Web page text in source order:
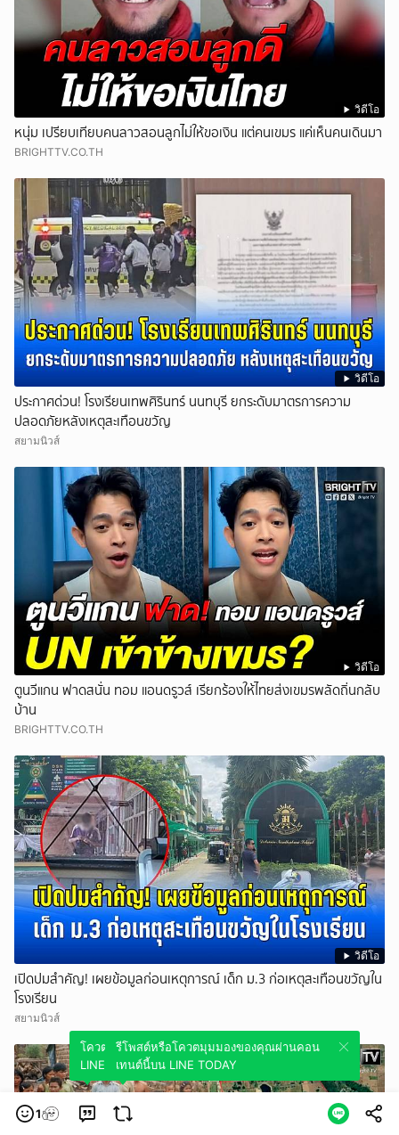
วิดีโอ
หนุ่ม เปรียบเทียบคนลาวสอนลูกไม่ให้ขอเงิน แต่คนเขมร แค่เห็นคนเดินมา
BRIGHTTV.CO.TH
วิดีโอ
ประกาศด่วน! โรงเรียนเทพศิรินทร์ นนทบุรี ยกระดับมาตรการความ
ปลอดภัยหลังเหตุสะเทือนขวัญ
สยามนิวส์
วิดีโอ
ตูนวีแกน ฟาดสนั่น ทอม แอนดรูวส์ เรียกร้องให้ไทยส่งเขมรพลัดถิ่นกลับ
บ้าน
BRIGHTTV.CO.TH
วิดีโอ
เปิดปมสำคัญ! เผยข้อมูลก่อนเหตุการณ์ เด็ก ม.3 ก่อเหตุสะเทือนขวัญใน
โรงเรียน
สยามนิวส์
1
โควตมุมมองของคุณผ่านคอนเทนต์นี้บน
LINE TODAY
รีโพสต์หรือโควตมุมมองของคุณผ่านคอน
เทนต์นี้บน LINE TODAY